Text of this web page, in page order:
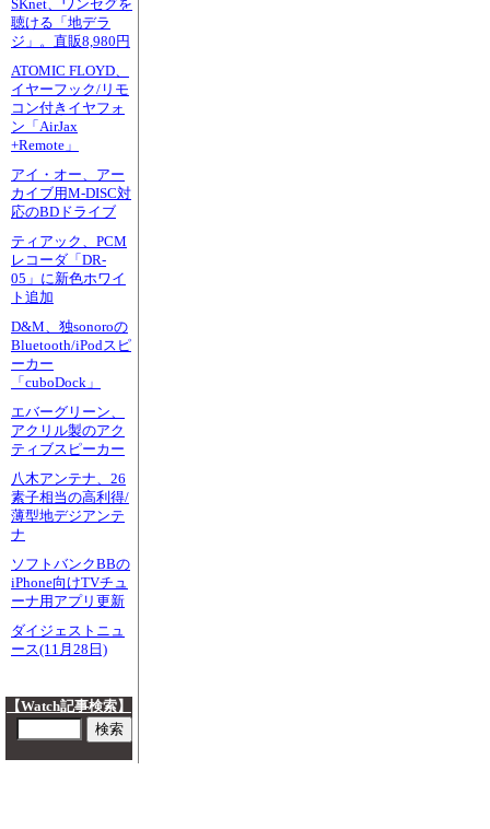
SKnet、ワンセグを
聴ける「地デラ
ジ」。直販8,980円
ATOMIC FLOYD、
イヤーフック/リモ
コン付きイヤフォ
ン「AirJax
+Remote」
アイ・オー、アー
カイブ用M-DISC対
応のBDドライブ
ティアック、PCM
レコーダ「DR-
05」に新色ホワイ
ト追加
D&M、独sonoroの
Bluetooth/iPodスピ
ーカー
「cuboDock」
エバーグリーン、
アクリル製のアク
ティブスピーカー
八木アンテナ、26
素子相当の高利得/
薄型地デジアンテ
ナ
ソフトバンクBBの
iPhone向けTVチュ
ーナ用アプリ更新
ダイジェストニュ
ース(11月28日)
【Watch記事検索】